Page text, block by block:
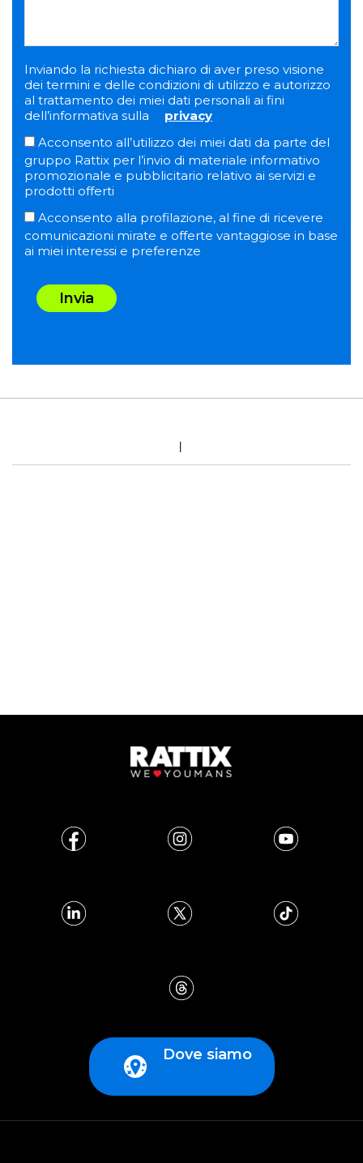
Inviando la richiesta dichiaro di aver preso visione
dei termini e delle condizioni di utilizzo e autorizzo
al trattamento dei miei dati personali ai fini
dell’informativa sulla
privacy
Acconsento all’utilizzo dei miei dati da parte del
gruppo Rattix per l’invio di materiale informativo
promozionale e pubblicitario relativo ai servizi e
prodotti offerti
Acconsento alla profilazione, al fine di ricevere
comunicazioni mirate e offerte vantaggiose in base
ai miei interessi e preferenze
Invia
Dove siamo